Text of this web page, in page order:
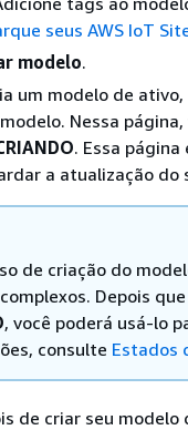
seus AWS IoT
modelo.
um modelo de
Nessa
. Essa
a atualização
de criação do
Depois
, você poderá usá-lo
consulte Estados
de criar seu